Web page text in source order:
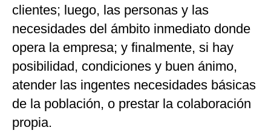
clientes; luego, las personas y las
necesidades del ámbito inmediato donde
opera la empresa; y finalmente, si hay
posibilidad, condiciones y buen ánimo,
atender las ingentes necesidades básicas
de la población, o prestar la colaboración
propia.